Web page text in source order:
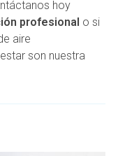
hoy
profesional o si
aire
son nuestra